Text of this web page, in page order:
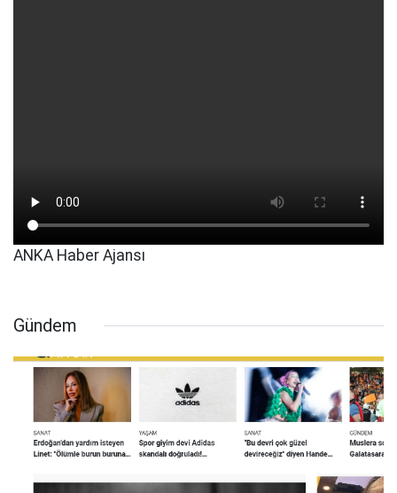
ANKA Haber Ajansı
Gündem